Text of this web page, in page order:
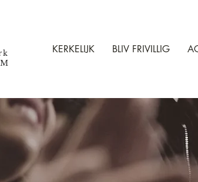
KERKELIJK BLIV FRIVILLIG